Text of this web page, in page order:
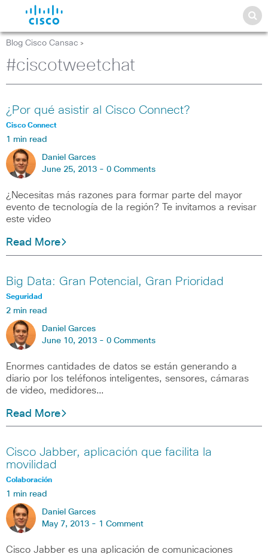
Blog Cisco Cansac >
#ciscotweetchat
¿Por qué asistir al Cisco Connect?
Cisco Connect
1 min read
Daniel Garces
June 25, 2013 - 0 Comments
¿Necesitas más razones para formar parte del mayor
evento de tecnología de la región? Te invitamos a revisar
este video
Read More
Big Data: Gran Potencial, Gran Prioridad
Seguridad
2 min read
Daniel Garces
June 10, 2013 - 0 Comments
Enormes cantidades de datos se están generando a
diario por los teléfonos inteligentes, sensores, cámaras
de video, medidores…
Read More
Cisco Jabber, aplicación que facilita la
movilidad
Colaboración
1 min read
Daniel Garces
May 7, 2013 - 1 Comment
Cisco Jabber es una aplicación de comunicaciones